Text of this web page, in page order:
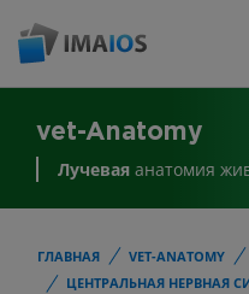
vet-Anatomy
Лучевая анатомия
ГЛАВНАЯ VET-ANATOMY
ЦЕНТРАЛЬНАЯ НЕРВНАЯ